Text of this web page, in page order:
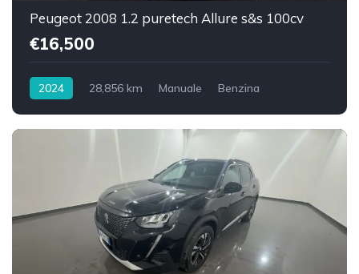
Peugeot 2008 1.2 puretech Allure s&s 100cv
€16,500
2024 28,856 km Manuale
Benzina